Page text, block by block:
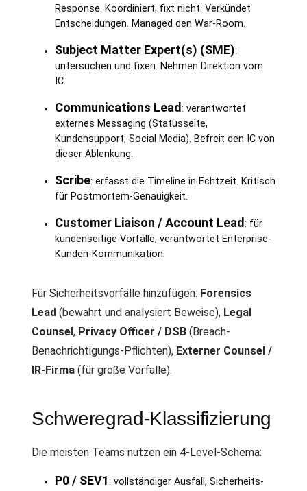
Response. Koordiniert, fixt nicht. Verkündet
Entscheidungen. Managed den War-Room.
Subject Matter Expert(s) (SME):
untersuchen und fixen. Nehmen Direktion vom
IC.
Communications Lead : verantwortet
externes Messaging (Statusseite,
Kundensupport, Social Media). Befreit den IC von
dieser Ablenkung.
Scribe: erfasst die Timeline in Echtzeit. Kritisch
für Postmortem-Genauigkeit.
Customer Liaison / Account Lead : für
kundenseitige Vorfälle, verantwortet Enterprise-
Kunden-Kommunikation.
Für Sicherheitsvorfälle hinzufügen: Forensics
Lead (bewahrt und analysiert Beweise), Legal
Counsel, Privacy Officer / DSB (Breach-
Benachrichtigungs-Pflichten), Externer Counsel /
IR-Firma (für große Vorfälle).
Schweregrad-Klassifizierung
Die meisten Teams nutzen ein 4-Level-Schema:
P0 / SEV1: vollständiger Ausfall, Sicherheits-